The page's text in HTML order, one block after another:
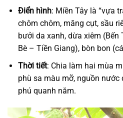
Điển hình: Miền Tây là “vựa
chôm chôm, măng cụt, sầu
bưởi da xanh, dừa xiêm (Bến
Bè – Tiền Giang), bòn bon
Thời tiết: Chia làm hai mùa
phù sa màu mỡ, nguồn nước
phú quanh năm.